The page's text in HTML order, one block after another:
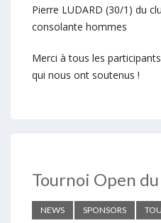
Pierre LUDARD (30/1) du
consolante hommes
Merci à tous les
qui nous ont soutenus !
Tournoi Open
NEWS SPONSORS